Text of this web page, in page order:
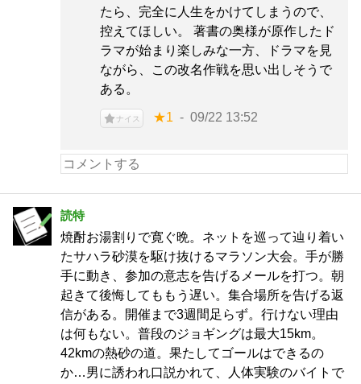
たら、完全に人生をかけてしまうので、
控えてほしい。 著書の奥様が原作したド
ラマが始まり楽しみな一方、ドラマを見
ながら、この改名作戦を思い出しそうで
ある。
ナイス ★1 09/22 13:52
読特
焼酎お湯割りで寛ぐ晩。ネットを巡って辿り着い
たサハラ砂漠を駆け抜けるマラソン大会。手が勝
手に動き、参加の意志を告げるメールを打つ。朝
起きて後悔してももう遅い。集合場所を告げる返
信がある。開催まで3週間足らず。行けない理由
は何もない。普段のジョギングは最大15km。
42kmの熱砂の道。果たしてゴールはできるの
か…男に誘われ口説かれて、人体実験のバイトで